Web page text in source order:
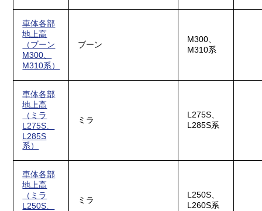
車体各部
地上高
（ブーン
M300、
M310系）
ブーン
M300、
M310系
車体各部
地上高
（ミラ
L275S、
L285S
系）
ミラ
L275S、
L285S系
車体各部
地上高
（ミラ
L250S、
ミラ
L250S、
L260S系